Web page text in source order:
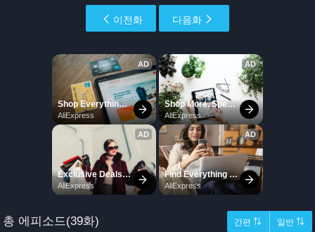
이전화 다음화
총 에피소드(39화) 간편 ⇅ 일반 ⇅